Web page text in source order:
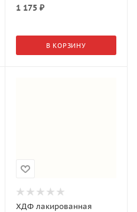
1 175₽
В КОРЗИНУ
ХДФ лакированная